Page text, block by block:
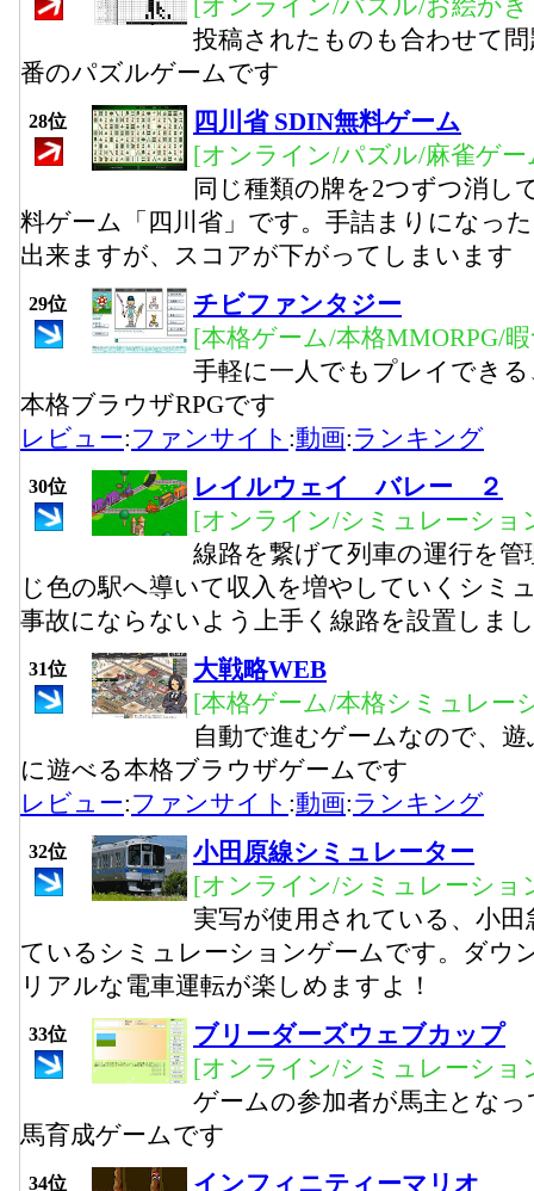
[オンライン/パズル/お絵か
投稿されたものも合わせて
番のパズルゲームです
28位
四川省 SDIN無料ゲーム
[オンライン/パズル/麻雀ゲー
同じ種類の牌を2つずつ消し
料ゲーム「四川省」です。手詰まりになっ
出来ますが、スコアが下がってしまいます
29位
チビファンタジー
[本格ゲーム/本格MMORPG/
手軽に一人でもプレイでき
本格ブラウザRPGです
レビュー:ファンサイト :動画:ランキング
30位
レイルウェイ バレー ２
[オンライン/シミュレーショ
線路を繋げて列車の運行を
じ色の駅へ導いて収入を増やしていくシミ
事故にならないよう上手く線路を設置しま
31位
大戦略WEB
[本格ゲーム/本格シミュレー
自動で進むゲームなので、
に遊べる本格ブラウザゲームです
レビュー:ファンサイト :動画:ランキング
32位
小田原線シミュレーター
[オンライン/シミュレーショ
実写が使用されている、小
ているシミュレーションゲームです。ダウ
リアルな電車運転が楽しめますよ！
33位
ブリーダーズウェブカップ
[オンライン/シミュレーショ
ゲームの参加者が馬主とな
馬育成ゲームです
34位
インフィニティーマリオ